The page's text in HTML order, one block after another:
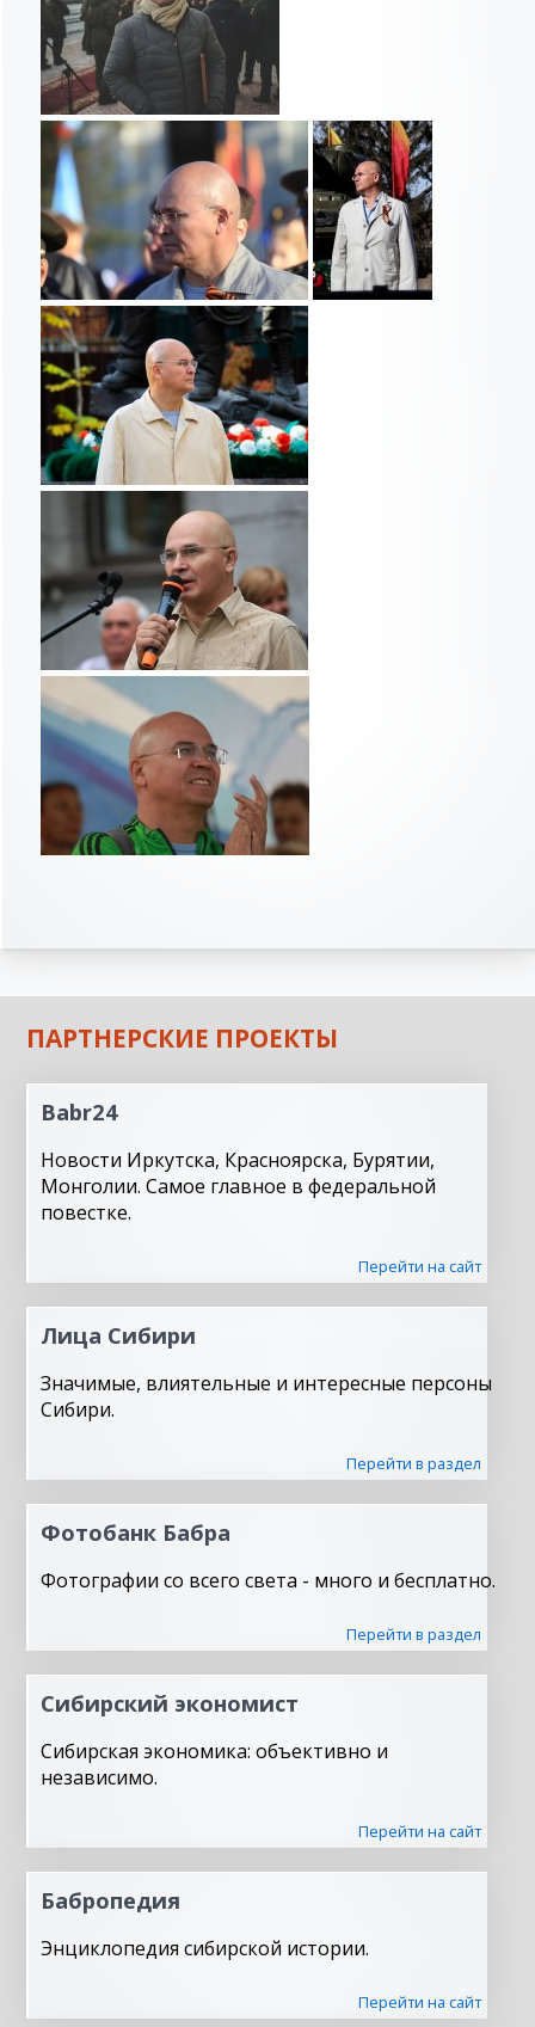
ПАРТНЕРСКИЕ ПРОЕКТЫ
Babr24
Новости Иркутска, Красноярска, Бурятии,
Монголии. Самое главное в федеральной
повестке.
Перейти на сайт
Лица Сибири
Значимые, влиятельные и интересные персоны
Сибири.
Перейти в раздел
Фотобанк Бабра
Фотографии со всего света - много и бесплатно.
Перейти в раздел
Сибирский экономист
Сибирская экономика: объективно и
независимо.
Перейти на сайт
Бабропедия
Энциклопедия сибирской истории.
Перейти на сайт